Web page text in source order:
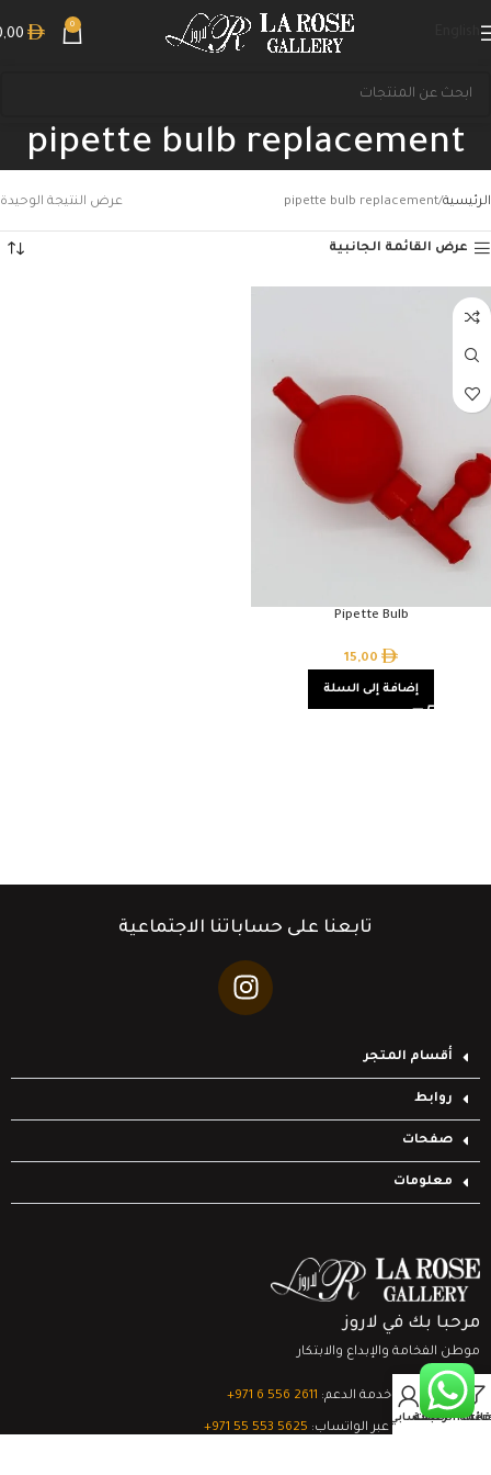
0
pipette bulb replacement
الرئيسية pipette bulb replacement عرض النتيجة الوحيدة
عرض القائمة الجانبية
Pipette Bulb
15,00
إضافة إلى السلة
تابعنا على حساباتنا الاجتماعية
أقسام المتجر
روابط
صفحات
معلومات
مرحبا بك في لاروز
موطن الفخامة والإبداع والابتكار
تواصل مع خدمة الدعم: ‎+971 6 556 2611
الدعم الفني عبر الواتساب: ‎+971 55 553 5625
قائمة الرغبات
0
السلةحسابي